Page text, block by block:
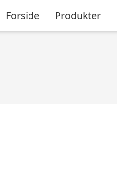
Forside Produkter